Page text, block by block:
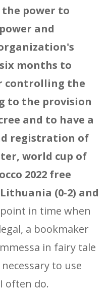
power to
and
months to
controlling the
to the provision
and to have a
registration of
world cup of
2022 free
(0-2) and
in time when
a bookmaker
in fairy tale
to use
often do.